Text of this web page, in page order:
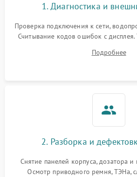
1. Диагностика и
Проверка подключения к сети,
Считывание кодов ошибок с дисплея.
выявления посторонних шумов,
электронного модуля
Подробнее
2. Разборка и
Снятие панелей корпуса, дозатора и
Осмотр приводного ремня, ТЭНа,